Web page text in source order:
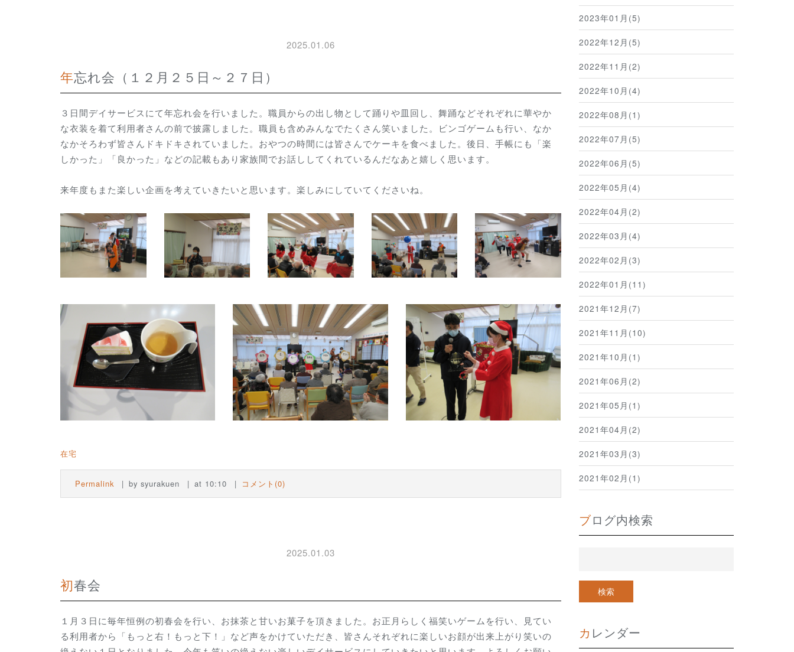
2025.01.06
年忘れ会（１２月２５日～２７日）
３日間デイサービスにて年忘れ会を行いました。職員からの出し物として踊りや皿回し、舞踊などそれぞれに華やか
な衣装を着て利用者さんの前で披露しました。職員も含めみんなでたくさん笑いました。ビンゴゲームも行い、なか
なかそろわず皆さんドキドキされていました。おやつの時間には皆さんでケーキを食べました。後日、手帳にも「楽
しかった」「良かった」などの記載もあり家族間でお話ししてくれているんだなあと嬉しく思います。
来年度もまた楽しい企画を考えていきたいと思います。楽しみにしていてくださいね。
在宅
Permalink by syurakuen at 10:10 コメント(0)
2025.01.03
初春会
１月３日に毎年恒例の初春会を行い、お抹茶と甘いお菓子を頂きました。お正月らしく福笑いゲームを行い、見てい
る利用者から「もっと右！もっと下！」など声をかけていただき、皆さんそれぞれに楽しいお顔が出来上がり笑いの
2023年01月(5)
2022年12月(5)
2022年11月(2)
2022年10月(4)
2022年08月(1)
2022年07月(5)
2022年06月(5)
2022年05月(4)
2022年04月(2)
2022年03月(4)
2022年02月(3)
2022年01月(11)
2021年12月(7)
2021年11月(10)
2021年10月(1)
2021年06月(2)
2021年05月(1)
2021年04月(2)
2021年03月(3)
2021年02月(1)
ブログ内検索
カレンダー